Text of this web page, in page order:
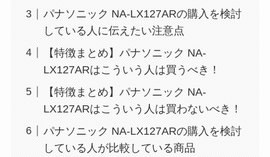
パナソニック NA-LX127ARの購入を検討
している人に伝えたい注意点
【特徴まとめ】パナソニック NA-
LX127ARはこういう人は買うべき！
【特徴まとめ】パナソニック NA-
LX127ARはこういう人は買わないべき！
パナソニック NA-LX127ARの購入を検討
している人が比較している商品